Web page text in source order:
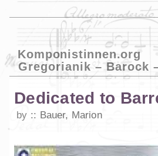
Komponistinnen.org
Gregorianik – Barock
Dedicated to
by Bauer, Marion